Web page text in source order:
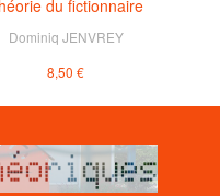
du fictionnaire
Dominiq JENVREY
8,50 €